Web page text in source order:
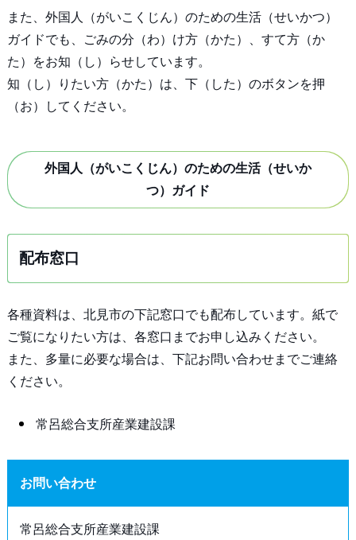
また、外国人（がいこくじん）のための生活（せいかつ）
ガイドでも、ごみの分（わ）け方（かた）、すて方（か
た）をお知（し）らせしています。
知（し）りたい方（かた）は、下（した）のボタンを押
（お）してください。
外国人（がいこくじん）のための生活（せいか
つ）ガイド
配布窓口
各種資料は、北見市の下記窓口でも配布しています。紙で
ご覧になりたい方は、各窓口までお申し込みください。
また、多量に必要な場合は、下記お問い合わせまでご連絡
ください。
常呂総合支所産業建設課
お問い合わせ
常呂総合支所産業建設課